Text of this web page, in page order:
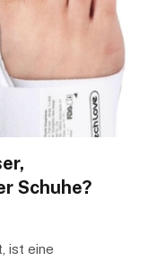
Schuhe?
ist eine